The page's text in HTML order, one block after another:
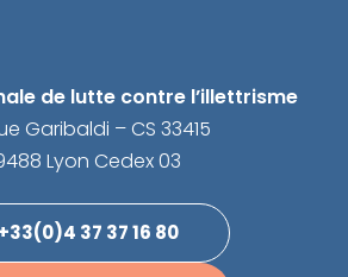
de lutte contre l’illettrisme
Garibaldi – CS 33415
Lyon Cedex 03
+33(0)4 37 37 16 80